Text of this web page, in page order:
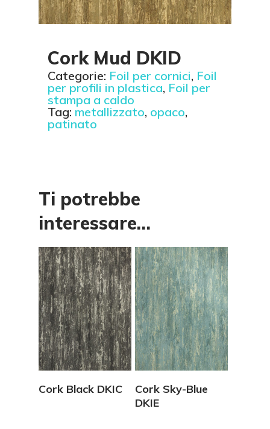
Cork Mud DKID
Categorie: Foil per cornici, Foil
per profili in plastica, Foil per
stampa a caldo
Tag: metallizzato, opaco,
patinato
Ti potrebbe
interessare…
Cork Black DKIC
Cork Sky-Blue
DKIE